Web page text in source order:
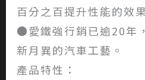
百分之百提升性能的效
●愛鐵強行銷已逾20年
新月異的汽車工藝。
產品特性：